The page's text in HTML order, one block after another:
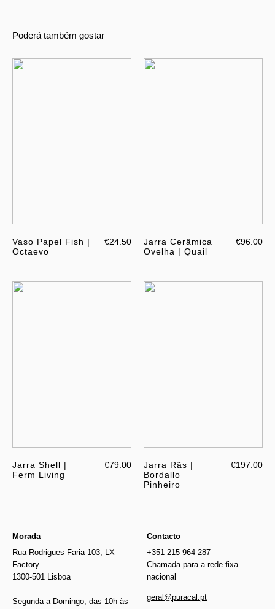
Poderá também gostar
Vaso Papel Fish |
Octaevo
€24.50
Jarra Cerâmica
Ovelha | Quail
€96.00
Jarra Shell |
Ferm Living
€79.00
Jarra Rãs |
Bordallo
Pinheiro
€197.00
Morada
Rua Rodrigues Faria 103, LX
Factory
1300-501 Lisboa
Segunda a Domingo, das 10h às
Contacto
+351 215 964 287
Chamada para a rede fixa
nacional
geral@puracal.pt